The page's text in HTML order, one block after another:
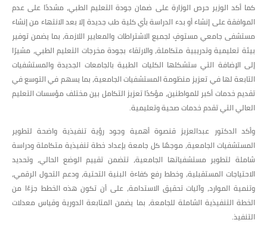
كما أكد الوزير حرص الوزارة على ضمان جودة التعليم الطبي، مشددًا على عدم
الموافقة على إنشاء أو بدء الدراسة بأي كلية طب جديدة إلا بعد الانتهاء من إنشاء
مستشفى جامعي مستوفٍ لجميع الاشتراطات والمعايير اللازمة، بما يضمن توفير
بيئة تعليمية وتدريبية متكاملة، والارتقاء بجودة مخرجات التعليم الطبي، مشيرًا
إلى الإضافة التي ستشكلها الكليات الطبية بالجامعات الجديدة والمستشفيات
التابعة لها في تعزيز منظومة المستشفيات الجامعية، بما يسهم في التوسع في
تقديم خدمات أكبر للمواطنين، مؤكدًا تعزيز التكامل بين مختلف مؤسسات التعليم
العالي التي تقدم خدمات صحية وتعليمية.
وأكد الدكتور عبدالعزيز قنصوة أهمية وجود رؤية تنفيذية واضحة لتطوير
المستشفيات الجامعية، موجهًا كل جامعة بإعداد خطة تنفيذية متكاملة ودراسة
شاملة لتطوير مستشفياتها الجامعية، تتضمن تقييم الوضع الحالي، وتحديد
الاحتياجات المستقبلية، وخطط رفع كفاءة البنية التحتية، ودعم التحول الرقمي،
وتنمية الموارد، وآليات تحقيق الاستدامة، على أن تكون هذه الخطط جزءًا من
الخطة التنفيذية الشاملة للجامعة، بما يضمن المتابعة الدورية وقياس معدلات
التنفيذ.